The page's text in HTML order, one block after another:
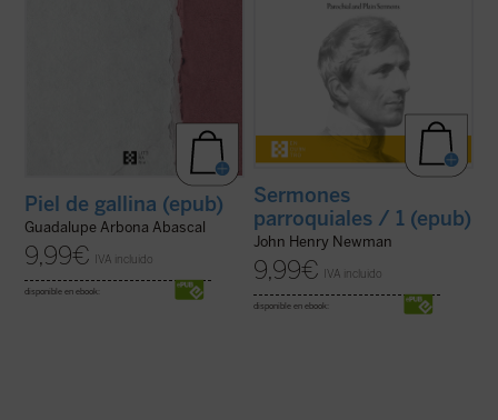
Piel de gallina (epub)
Guadalupe Arbona Abascal
9,99€ IVA incluido
disponible en ebook:
Sermones
parroquiales / 1 (epub)
John Henry Newman
9,99€ IVA incluido
disponible en ebook: